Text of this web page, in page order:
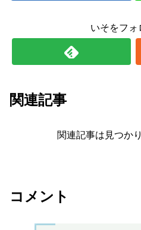
いそをフォ
関連記事
関連記事は見つか
コメント